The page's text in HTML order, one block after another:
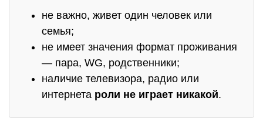
не важно, живет один человек или
семья;
не имеет значения формат проживания
— пара, WG, родственники;
наличие телевизора, радио или
интернета роли не играет никакой.